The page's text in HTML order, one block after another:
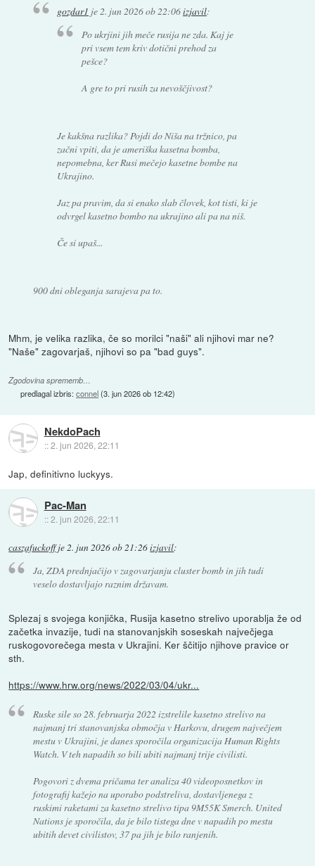
gozdar1 je2. jun 2026 ob 22:06izjavil:
Po ukrjini jih meče rusija ne zda. Kaj je
pri vsem tem kriv dotični prehod za
pešce?
A gre to pri rusih za nevoščjivost?
Je kakšna razlika? Pojdi do Niša na tržnico, pa
začni vpiti, da je ameriška kasetna bomba,
nepomebna, ker Rusi mečejo kasetne bombe na
Ukrajino.
Jaz pa pravim, da si enako slab človek, kot tisti, ki je
odvrgel kasetno bombo na ukrajino ali pa na niš.
Če si upaš...
900 dni obleganja sarajeva pa to.
Mhm, je velika razlika, če so morilci "naši" ali njihovi mar ne?
"Naše" zagovarjaš, njihovi so pa "bad guys".
Zgodovina sprememb…
predlagal izbris:connel(3. jun 2026 ob 12:42)
NekdoPach
::2. jun 2026, 22:11
Jap, definitivno luckyys.
Pac-Man
::2. jun 2026, 22:11
caszafuckoffje2. jun 2026 ob 21:26izjavil:
Ja, ZDA prednjačijo v zagovarjanju cluster bomb in jih tudi
veselo dostavljajo raznim državam.
Splezaj s svojega konjička, Rusija kasetno strelivo uporablja že od
začetka invazije, tudi na stanovanjskih soseskah največjega
ruskogovorečega mesta v Ukrajini. Ker ščitijo njihove pravice or
sth.
https://www.hrw.org/news/2022/03/04/ukr...
Ruske sile so 28. februarja 2022 izstrelile kasetno strelivo na
najmanj tri stanovanjska območja v Harkovu, drugem največjem
mestu v Ukrajini, je danes sporočila organizacija Human Rights
Watch. V teh napadih so bili ubiti najmanj trije civilisti.
Pogovori z dvema pričama ter analiza 40 videoposnetkov in
fotografij kažejo na uporabo podstreliva, dostavljenega z
ruskimi raketami za kasetno strelivo tipa 9M55K Smerch. United
Nations je sporočila, da je bilo tistega dne v napadih po mestu
ubitih devet civilistov, 37 pa jih je bilo ranjenih.